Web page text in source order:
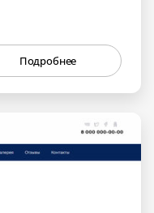
Подробнее